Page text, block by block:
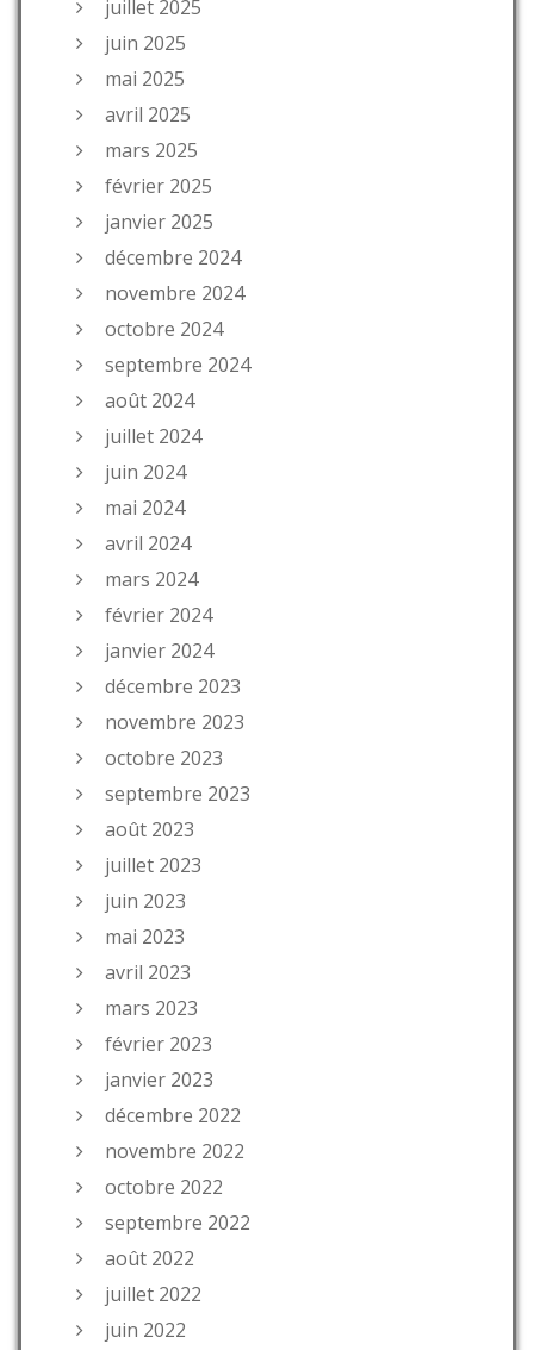
juillet 2025
juin 2025
mai 2025
avril 2025
mars 2025
février 2025
janvier 2025
décembre 2024
novembre 2024
octobre 2024
septembre 2024
août 2024
juillet 2024
juin 2024
mai 2024
avril 2024
mars 2024
février 2024
janvier 2024
décembre 2023
novembre 2023
octobre 2023
septembre 2023
août 2023
juillet 2023
juin 2023
mai 2023
avril 2023
mars 2023
février 2023
janvier 2023
décembre 2022
novembre 2022
octobre 2022
septembre 2022
août 2022
juillet 2022
juin 2022